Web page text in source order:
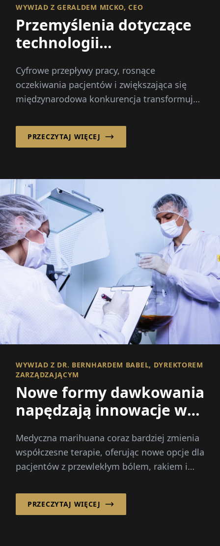
WYWIAD Z GERALDEM MICKO, CEO
Przemyślenia dotyczące
technologii
zintegrowane innowacje
Cyfrowe przepływy pracy, rosnące
oczekiwania pacjentów i zwiększająca się
międzynarodowa konkurencja transformują
kiedykolwiek wcześniej...
PRZECZYTAJ WIĘCEJ
WYWIAD Z DR. BERNHARDEM BABEL, DYREKTOREM
ZARZĄDZAJĄCYM
Nowe formy dawkowania
napędzają innowacje w
Medyczna marihuana coraz bardziej zmienia
współczesne terapie, oferując nowe opcje dla
pacjentów z przewlekłym bólem, rakiem i
PRZECZYTAJ WIĘCEJ